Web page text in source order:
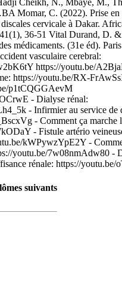
Cheikh, N., Mbaye, M.,
Momar, C. (2022). Prise en
cervicale à Dakar.
36-51 Vital Durand, D.
médicaments. (31e éd).
vasculaire cerebral:
https://youtu.be/
https://youtu.be/RX-
p1tCQGGAevM
- Dialyse rénal:
- Infirmier au service de
- Comment ça marche
- Fistule artério
kWPywzYpE2Y -
youtu.be/7w08nmAdw80 -
rénale: https://youtu.be/
suivants